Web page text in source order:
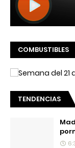
COMBUSTIBLES
TENDENCIAS